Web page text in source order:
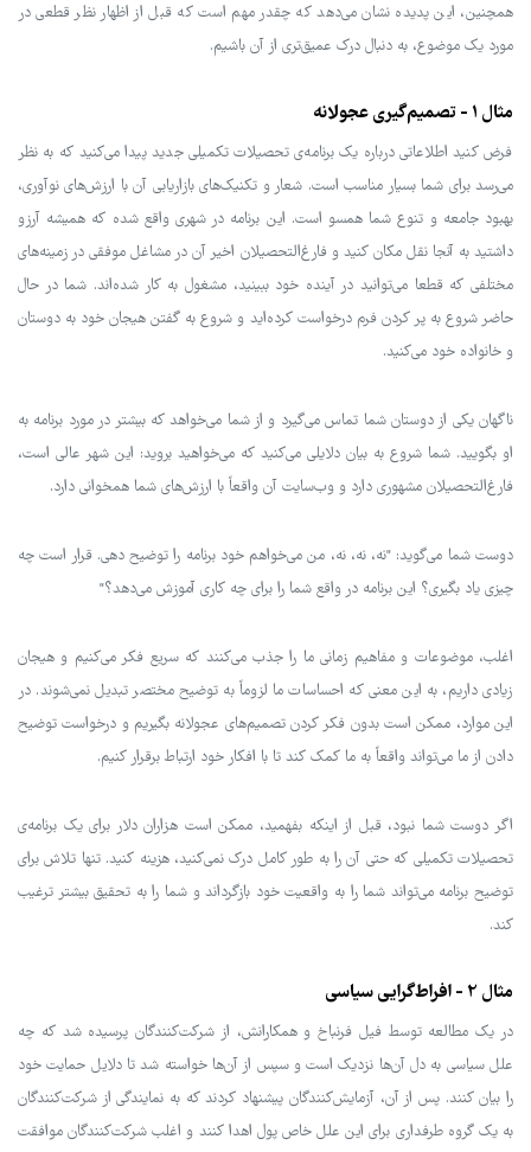
همچنین، این پدیده نشان می‌دهد که چقدر مهم است که قبل از اظهار نظر قطعی در
مورد یک موضوع، به دنبال درک عمیق‌تری از آن باشیم.
مثال 1 - تصمیم‌گیری عجولانه
فرض کنید اطلاعاتی درباره یک برنامه‌ی تحصیلات تکمیلی جدید پیدا می‌کنید که به نظر
می‌رسد برای شما بسیار مناسب است. شعار و تکنیک‌های بازاریابی آن با ارزش‌های نوآوری،
بهبود جامعه و تنوع شما همسو است. این برنامه در شهری واقع شده که همیشه آرزو
داشتید به آنجا نقل مکان کنید و فارغ‌التحصیلان اخیر آن در مشاغل موفقی در زمینه‌های
مختلفی که قطعا می‌توانید در آینده خود ببینید، مشغول به کار شده‌اند. شما در حال
حاضر شروع به پر کردن فرم درخواست کرده‌اید و شروع به گفتن هیجان خود به دوستان
و خانواده خود می‌کنید.
ناگهان یکی از دوستان شما تماس می‌گیرد و از شما می‌خواهد که بیشتر در مورد برنامه به
او بگویید. شما شروع به بیان دلایلی می‌کنید که می‌خواهید بروید: این شهر عالی است،
فارغ‌التحصیلان مشهوری دارد و وب‌سایت آن واقعاً با ارزش‌های شما همخوانی دارد.
دوست شما می‌گوید: "نه، نه، نه، من می‌خواهم خود برنامه را توضیح دهی. قرار است چه
چیزی یاد بگیری؟ این برنامه در واقع شما را برای چه کاری آموزش می‌دهد؟"
اغلب، موضوعات و مفاهیم زمانی ما را جذب می‌کنند که سریع فکر می‌کنیم و هیجان
زیادی داریم، به این معنی که احساسات ما لزوماً به توضیح مختصر تبدیل نمی‌شوند. در
این موارد، ممکن است بدون فکر کردن تصمیم‌های عجولانه بگیریم و درخواست توضیح
دادن از ما می‌تواند واقعاً به ما کمک کند تا با افکار خود ارتباط برقرار کنیم.
اگر دوست شما نبود، قبل از اینکه بفهمید، ممکن است هزاران دلار برای یک برنامه‌ی
تحصیلات تکمیلی که حتی آن را به طور کامل درک نمی‌کنید، هزینه کنید. تنها تلاش برای
توضیح برنامه می‌تواند شما را به واقعیت خود بازگرداند و شما را به تحقیق بیشتر ترغیب
کند.
مثال 2 - افراط‌گرایی سیاسی
در یک مطالعه توسط فیل فرنباخ و همکارانش، از شرکت‌کنندگان پرسیده شد که چه
علل سیاسی به دل آن‌ها نزدیک است و سپس از آن‌ها خواسته شد تا دلایل حمایت خود
را بیان کنند. پس از آن، آزمایش‌کنندگان پیشنهاد کردند که به نمایندگی از شرکت‌کنندگان
به یک گروه طرفداری برای این علل خاص پول اهدا کنند و اغلب شرکت‌کنندگان موافقت